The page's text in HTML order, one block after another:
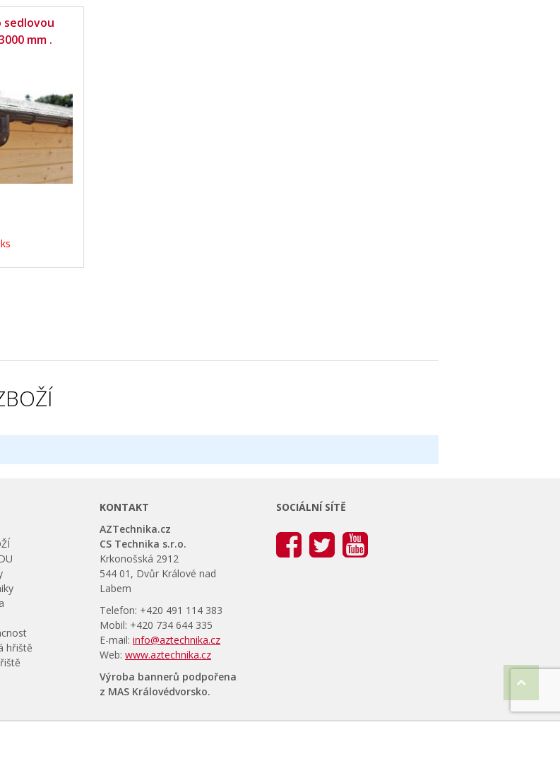
sedlovou
mm .
hřiště
KONTAKT
AZTechnika.cz
CS Technika s.r.o.
Krkonošská 2912
544 01, Dvůr Králové nad
Labem
Telefon: +420 491 114 383
Mobil: +420 734 644 335
E-mail: info@aztechnika.cz
Web: www.aztechnika.cz
Výroba bannerů podpořena
z MAS Královédvorsko.
SOCIÁLNÍ SÍTĚ